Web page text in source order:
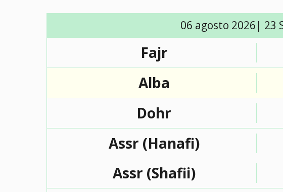
06 agosto 2026| 23
Fajr
Alba
Dohr
Assr (Hanafi)
Assr (Shafii)